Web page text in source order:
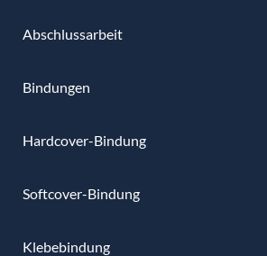
Abschlussarbeit
Bindungen
Hardcover-Bindung
Softcover-Bindung
Klebebindung